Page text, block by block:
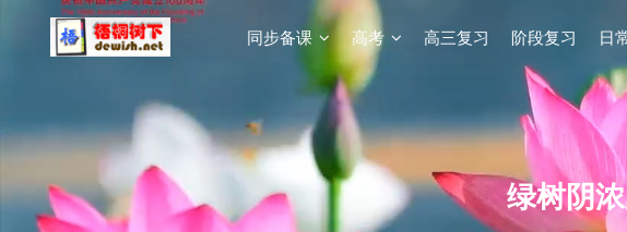
同步备课 高考 高三复习 阶段复习 日
绿树阴